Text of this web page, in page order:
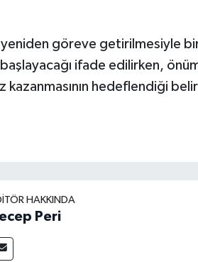
yeniden göreve getirilmesiyle
ifade edilirken,
kazanmasının hedeflendiği
HAKKINDA
Peri